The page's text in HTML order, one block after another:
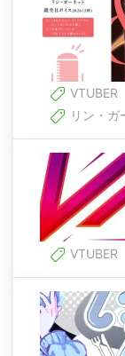
VTUBER
リン・ガ
VTUBER